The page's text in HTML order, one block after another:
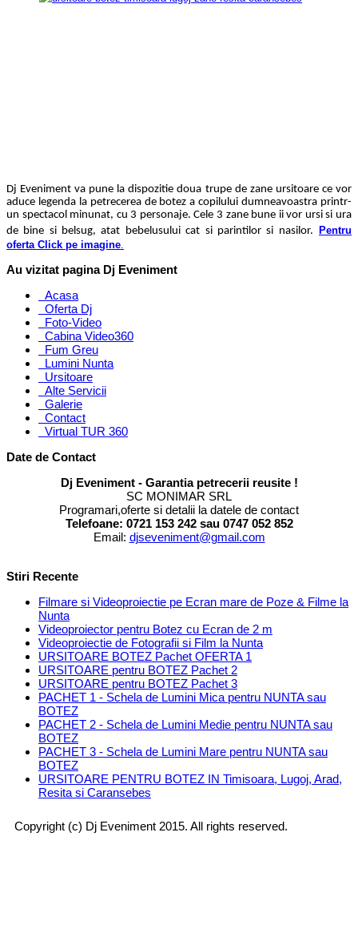
Dj Eveniment va pune la dispozitie doua trupe de zane ursitoare ce vor
aduce legenda la petrecerea de botez a copilului dumneavoastra printr-
un spectacol minunat, cu 3 personaje. Cele 3 zane bune ii vor ursi si ura
de bine si belsug, atat bebelusului cat si parintilor si nasilor. Pentru
oferta Click pe imagine
Au vizitat pagina Dj Eveniment
Acasa
Oferta Dj
Foto-Video
Cabina Video360
Fum Greu
Lumini Nunta
Ursitoare
Alte Servicii
Galerie
Contact
Virtual TUR 360
Date de Contact
Dj Eveniment - Garantia petrecerii reusite !
SC MONIMAR SRL
Programari,oferte si detalii la datele de contact
Telefoane: 0721 153 242 sau 0747 052 852
Email: djseveniment@gmail.com
Stiri Recente
Filmare si Videoproiectie pe Ecran mare de Poze & Filme la
Nunta
Videoproiector pentru Botez cu Ecran de 2 m
Videoproiectie de Fotografii si Film la Nunta
URSITOARE BOTEZ Pachet OFERTA 1
URSITOARE pentru BOTEZ Pachet 2
URSITOARE pentru BOTEZ Pachet 3
PACHET 1 - Schela de Lumini Mica pentru NUNTA sau
BOTEZ
PACHET 2 - Schela de Lumini Medie pentru NUNTA sau
BOTEZ
PACHET 3 - Schela de Lumini Mare pentru NUNTA sau
BOTEZ
URSITOARE PENTRU BOTEZ IN Timisoara, Lugoj, Arad,
Resita si Caransebes
Copyright (c) Dj Eveniment 2015. All rights reserved.